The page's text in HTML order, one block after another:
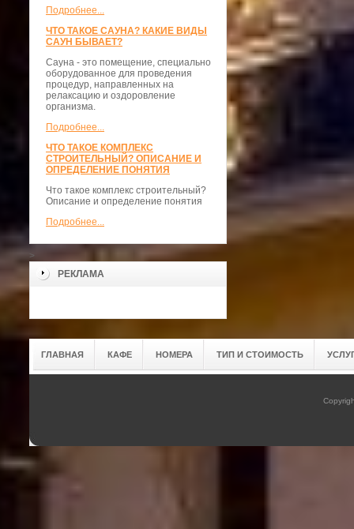
Подробнее...
ЧТО ТАКОЕ САУНА? КАКИЕ ВИДЫ
САУН БЫВАЕТ?
Сауна - это помещение, специально
оборудованное для проведения
процедур, направленных на
релаксацию и оздоровление
организма.
Подробнее...
ЧТО ТАКОЕ КОМПЛЕКС
СТРОИТЕЛЬНЫЙ? ОПИСАНИЕ И
ОПРЕДЕЛЕНИЕ ПОНЯТИЯ
Что такое комплекс строительный?
Описание и определение понятия
Подробнее...
>
РЕКЛАМА
ГЛАВНАЯ КАФЕ НОМЕРА ТИП И СТОИМОСТЬ